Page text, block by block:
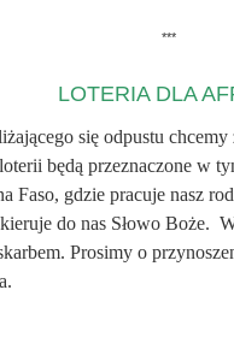
***
LOTERIA DLA
się odpustu chcemy
będą przeznaczone w
Faso, gdzie pracuje nasz
do nas Słowo Boże.
Prosimy o